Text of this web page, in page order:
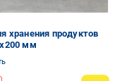
хранения продуктов
мм